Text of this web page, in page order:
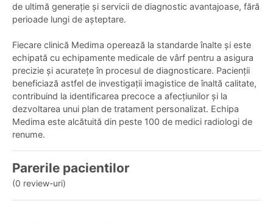
de ultimă generație și servicii de diagnostic avantajoase, fără
perioade lungi de așteptare.
Fiecare clinică Medima operează la standarde înalte și este
echipată cu echipamente medicale de vârf pentru a asigura
precizie și acuratețe în procesul de diagnosticare. Pacienții
beneficiază astfel de investigații imagistice de înaltă calitate,
contribuind la identificarea precoce a afecțiunilor și la
dezvoltarea unui plan de tratament personalizat. Echipa
Medima este alcătuită din peste 100 de medici radiologi de
renume.
Parerile pacientilor
(0 review-uri)